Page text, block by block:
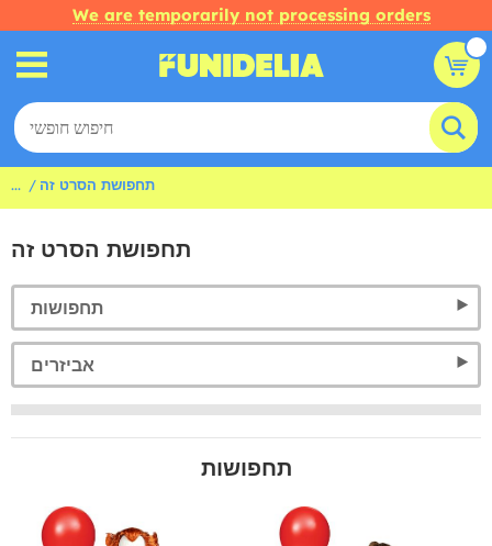
We are temporarily not processing orders
... תחפושת הסרט זה
תחפושת הסרט זה
תחפושות
אביזרים
תחפושות